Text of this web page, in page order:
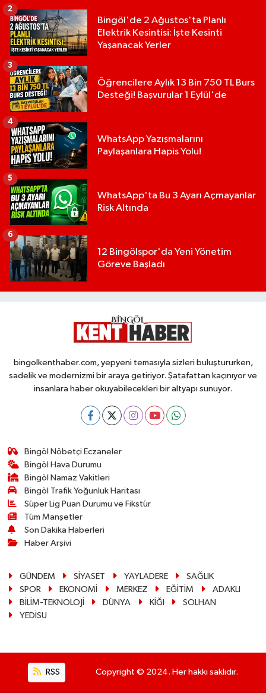
Bingöl'de 2 Ağustos'ta Planlı
Elektrik Kesintisi: İşte Kesinti
Yaşanacak Yerler
2
Öğrencilere Aylık 13 Bin 750 TL Burs
Desteği! Başvurular 1 Eylül'de
3
WhatsApp Yazışmalarını
Paylaşanlara Hapis Yolu!
4
WhatsApp'ta Bu 3 Ayarı Açmayanlar
Risk Altında
5
12 Bingölspor'da Yeni Yönetim
Göreve Başladı
6
bingolkenthaber.com, yepyeni temasıyla sizleri buluştururken,
sadelik ve modernizmi bir araya getiriyor. Şatafattan kaçınıyor ve
insanlara haber okuyabilecekleri bir altyapı sunuyor.
Bingöl Nöbetçi Eczaneler
Bingöl Hava Durumu
Bingöl Namaz Vakitleri
Bingöl Trafik Yoğunluk Haritası
Süper Lig Puan Durumu ve Fikstür
Tüm Manşetler
Son Dakika Haberleri
Haber Arşivi
GÜNDEM SİYASET YAYLADERE
SAĞLIK
SPOR
EKONOMİ MERKEZ EĞİTİM
ADAKLI
BİLİM-TEKNOLOJİ
DÜNYA KİĞI
SOLHAN
YEDİSU
RSS Copyright © 2024. Her hakkı saklıdır.